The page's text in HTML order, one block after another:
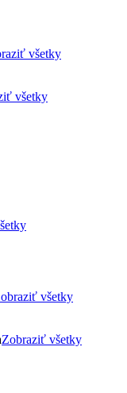
všetky
všetky
všetky
Zobraziť všetky